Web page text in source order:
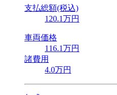
支払総額(税込)
120.1万円
車両価格
116.1万円
諸費用
4.0万円